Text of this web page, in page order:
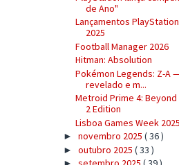
de Ano"
Lançamentos
2025
Football Manager 2026
Hitman: Absolution
Pokémon Legends: Z-A
revelado e m...
Metroid Prime 4:
2 Edition
Lisboa Games Week 2025
► novembro 2025 ( 36 )
► outubro 2025 ( 33 )